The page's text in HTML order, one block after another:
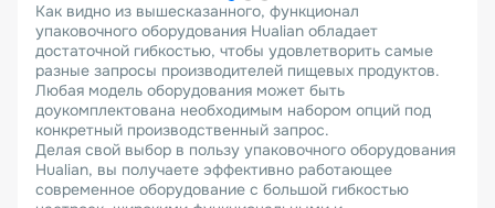
Как видно из вышесказанного, функционал
упаковочного оборудования Hualian обладает
достаточной гибкостью, чтобы удовлетворить самые
разные запросы производителей пищевых продуктов.
Любая модель оборудования может быть
доукомплектована необходимым набором опций под
конкретный производственный запрос.
Делая свой выбор в пользу упаковочного оборудования
Hualian, вы получаете эффективно работающее
современное оборудование с большой гибкостью